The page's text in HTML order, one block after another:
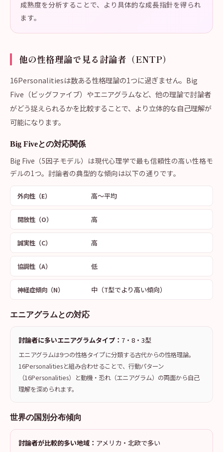
成熟度を分析することで、より具体的な成長指針を得られ
ます。
他の性格理論で見る討論者（ENTP）
16Personalitiesは数ある性格理論の1つに過ぎません。Big
Five（ビッグファイブ）やエニアグラムなど、他の理論で討論者
がどう捉えられるかを比較することで、より立体的な自己理解が
可能になります。
Big Fiveとの対応関係
Big Five（5因子モデル）は現代心理学で最も信頼性の高い性格モ
デルの1つ。討論者の典型的な傾向は以下の通りです。
外向性（E） 高〜平均
開放性（O） 高
誠実性（C） 高
協調性（A） 低
神経症傾向（N） 中（T型でより高い傾向）
エニアグラムとの対応
討論者に多いエニアグラムタイプ： 7・8・3型
エニアグラムは9つの性格タイプに分類する古代からの性格理論。
16Personalitiesと組み合わせることで、行動パターン
（16Personalities）と動機・恐れ（エニアグラム）の両面から自己
理解を深められます。
世界の国別分布傾向
討論者が比較的多い地域： アメリカ・北欧で多い